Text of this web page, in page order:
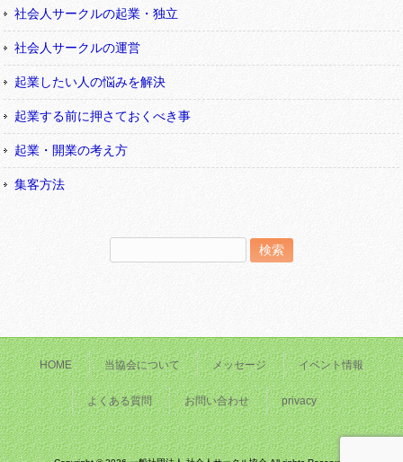
社会人サークルの起業・独立
社会人サークルの運営
起業したい人の悩みを解決
起業する前に押さておくべき事
起業・開業の考え方
集客方法
索:
HOME 当協会について メッセージ イベント情報
よくある質問 お問い合わせ privacy